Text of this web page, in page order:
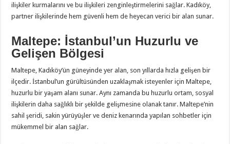
ilişkiler kurmalarını ve bu ilişkileri zenginleştirmelerini sağlar. Kadıköy,
partner ilişkilerinde hem güvenli hem de heyecan verici bir alan sunar.
Maltepe: İstanbul’un Huzurlu ve
Gelişen Bölgesi
Maltepe, Kadıköy’ün güneyinde yer alan, son yıllarda hızla gelişen bir
ilçedir. İstanbul’un gürültüsünden uzaklaşmak isteyenler için Maltepe,
huzurlu bir yaşam alanı sunar. Aynı zamanda bu huzurlu ortam, sosyal
ilişkilerin daha sağlıklı bir şekilde gelişmesine olanak tanır. Maltepe’nin
sahil şeridi, sakin yürüyüşler ve deniz kenarında yapılan sohbetler için
mükemmel bir alan sağlar.